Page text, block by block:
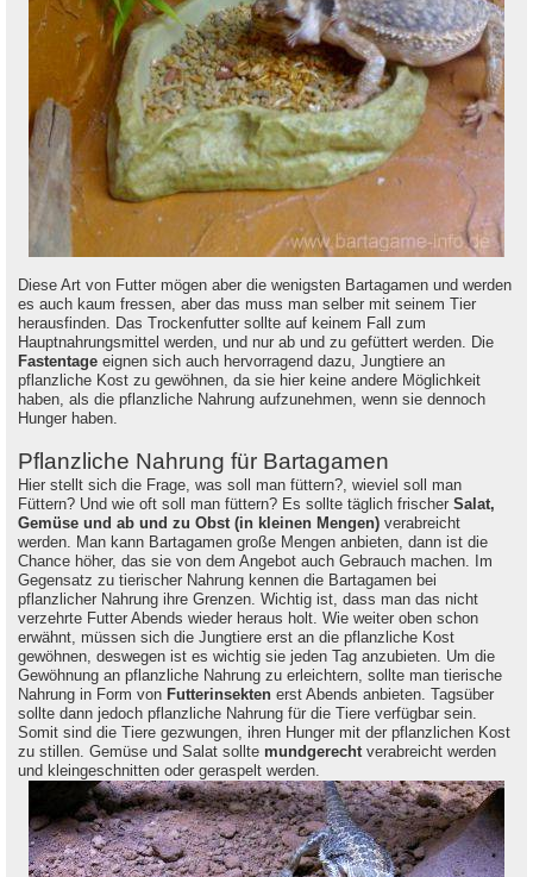
Diese Art von Futter mögen aber die wenigsten Bartagamen und werden
es auch kaum fressen, aber das muss man selber mit seinem Tier
herausfinden. Das Trockenfutter sollte auf keinem Fall zum
Hauptnahrungsmittel werden, und nur ab und zu gefüttert werden. Die
Fastentage eignen sich auch hervorragend dazu, Jungtiere an
pflanzliche Kost zu gewöhnen, da sie hier keine andere Möglichkeit
haben, als die pflanzliche Nahrung aufzunehmen, wenn sie dennoch
Hunger haben.
Pflanzliche Nahrung für Bartagamen
Hier stellt sich die Frage, was soll man füttern?, wieviel soll man
Füttern? Und wie oft soll man füttern? Es sollte täglich frischer Salat,
Gemüse und ab und zu Obst (in kleinen Mengen) verabreicht
werden. Man kann Bartagamen große Mengen anbieten, dann ist die
Chance höher, das sie von dem Angebot auch Gebrauch machen. Im
Gegensatz zu tierischer Nahrung kennen die Bartagamen bei
pflanzlicher Nahrung ihre Grenzen. Wichtig ist, dass man das nicht
verzehrte Futter Abends wieder heraus holt. Wie weiter oben schon
erwähnt, müssen sich die Jungtiere erst an die pflanzliche Kost
gewöhnen, deswegen ist es wichtig sie jeden Tag anzubieten. Um die
Gewöhnung an pflanzliche Nahrung zu erleichtern, sollte man tierische
Nahrung in Form von Futterinsekten erst Abends anbieten. Tagsüber
sollte dann jedoch pflanzliche Nahrung für die Tiere verfügbar sein.
Somit sind die Tiere gezwungen, ihren Hunger mit der pflanzlichen Kost
zu stillen. Gemüse und Salat sollte mundgerechtverabreicht werden
und kleingeschnitten oder geraspelt werden.